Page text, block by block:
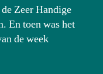
Zeer Handige
En toen was het
de week